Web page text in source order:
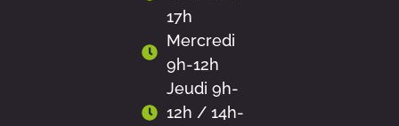
17h
Mercredi
9h-12h
Jeudi 9h-
12h / 14h-